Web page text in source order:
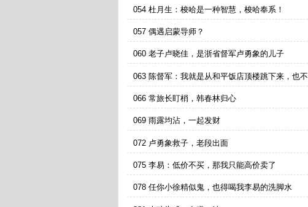
054 杜月生：梭哈是一种智慧，梭哈奉系！
057 偶遇启蒙导师？
060 老子卢晓佳，是浙省督军卢勇象的儿子
063 陈督军：我就是从和平饭店顶楼跳下来，也不
会借兵给你的！
066 常旅长盯梢，韩春林归心
069 雨露均沾，一起发财
072 卢勇象救子，老段出面
075 李易：低价不买，那我只能高价卖了
078 任你小徐精似鬼，也得喝我李易的洗脚水